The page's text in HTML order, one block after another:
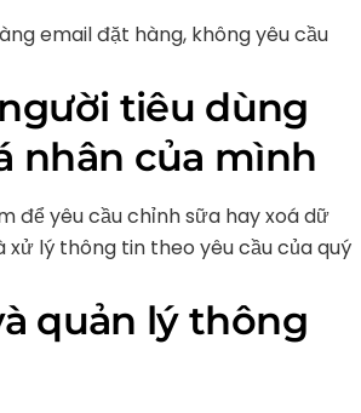
email đặt hàng, không yêu cầu
tiêu dùng
nhân của mình
để yêu cầu chỉnh sữa hay xoá dữ
xử lý thông tin theo yêu cầu của quý
quản lý thông